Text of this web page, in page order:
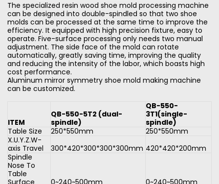
The specialized resin wood shoe mold processing machine
can be designed into double-spindled so that two shoe
molds can be processed at the same time to improve the
efficiency. It equipped with high precision fixture, easy to
operate. Five-surface processing only needs two manual
adjustment. The side face of the mold can rotate
automatically, greatly saving time, improving the quality
and reducing the intensity of the labor, which boasts high
cost performance.
Aluminum mirror symmetry shoe mold making machine
can be customized.
ITEM
QB-550-5T2 (dual-
spindle)
QB-550-
3T1(single-
spindle)
Table Size
250*550mm
250*550mm
X.U.Y.Z.W-
axis Travel
300*420*300*300*300mm 420*420*200mm
Spindle
Nose To
Table